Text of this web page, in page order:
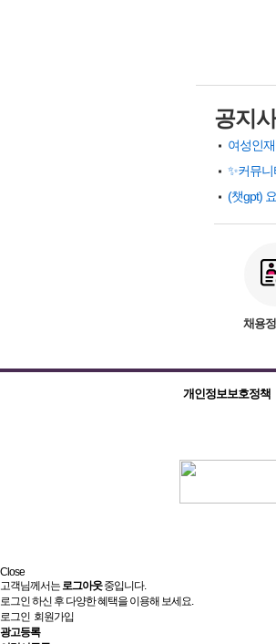
공지
✨커뮤
채용
개인정보보호정책
Close
고객님께서는로그아웃중입니다.
로그인 하신 후 다양한 혜택을 이용해 보세요.
로그인 회원가입
광고등록